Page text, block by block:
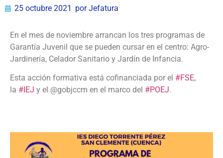
25 octubre 2021 porJefatura
En el mes de noviembre arrancan los tres programas de
Garantía Juvenil que se pueden cursar en el centro: Agro-
Jardinería, Celador Sanitario y Jardín de Infancia.
Esta acción formativa está cofinanciada por el #FSE,
la #IEJ y el @gobjccm en el marco del #POEJ.